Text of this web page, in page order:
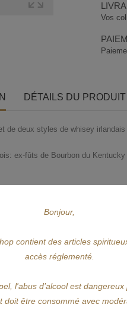
Vos
DÉTAILS DU PRODUIT
de deux styles de whisey irlandais
ex-fûts de Bourbon du
le comté de Carlow en Irlande et
Bonjour,
contient des articles
accès réglementé.
l'abus d’alcool est dangereux
doit être consommé avec